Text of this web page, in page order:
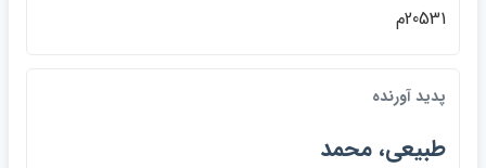
20531م
پديد آورنده
طبيعي، محمد